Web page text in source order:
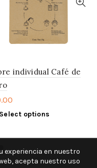
individual Café de
Select options
experiencia en nuestro
acepta nuestro uso